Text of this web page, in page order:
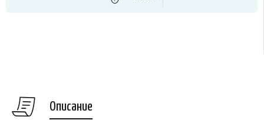
Описание